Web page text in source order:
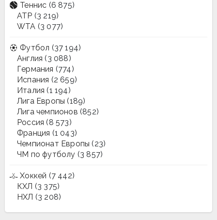
Теннис (6 875)
ATP (3 219)
WTA (3 077)
Футбол (37 194)
Англия (3 088)
Германия (774)
Испания (2 659)
Италия (1 194)
Лига Европы (189)
Лига чемпионов (852)
Россия (8 573)
Франция (1 043)
Чемпионат Европы (23)
ЧМ по футболу (3 857)
Хоккей (7 442)
КХЛ (3 375)
НХЛ (3 208)